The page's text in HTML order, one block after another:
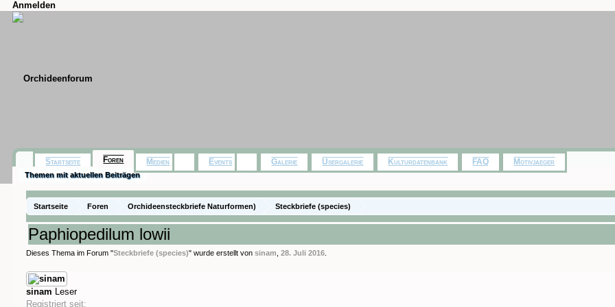
Anmelden
Startseite Foren Orchideensteckbriefe Naturformen) Steckbriefe (species)
Paphiopedilum lowii
Dieses Thema im Forum "Steckbriefe (species)" wurde erstellt vonsinam ,28. Juli 2016
sinam Leser
Registriert seit:
Startseite Foren
Themen mit aktuellen Beiträgen
Medien Events Galerie Usergalerie Kulturdatenbank FAQ Motivjaeger